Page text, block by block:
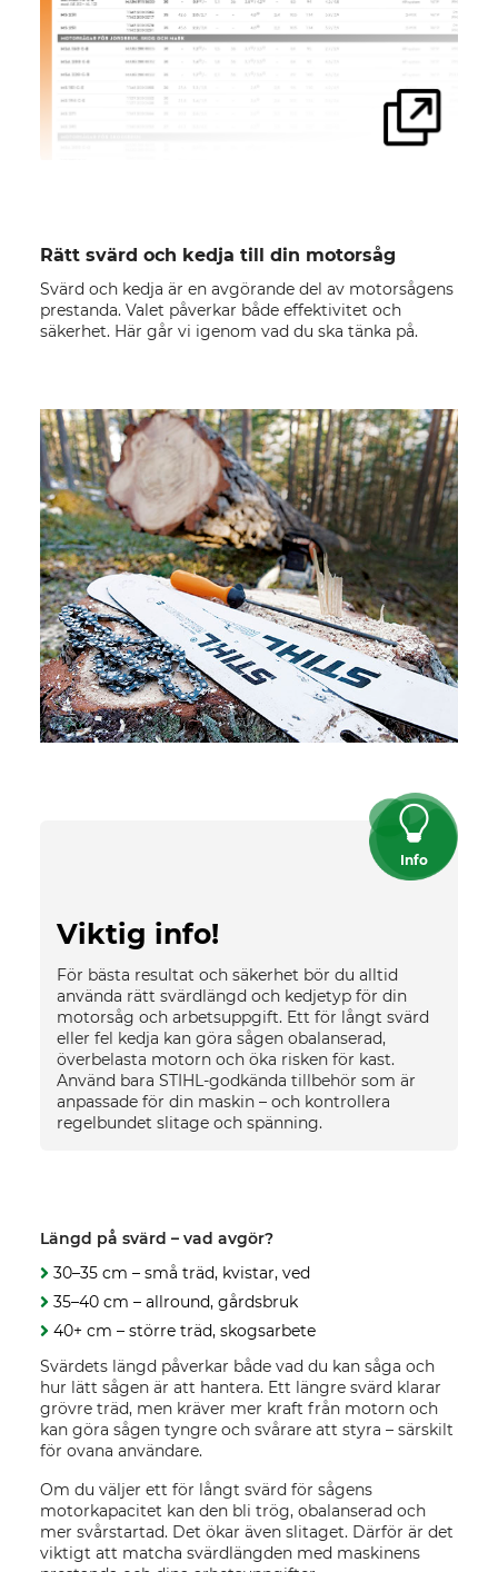
Rätt svärd och kedja till din motorsåg
Svärd och kedja är en avgörande del av motorsågens
prestanda. Valet påverkar både effektivitet och
säkerhet. Här går vi igenom vad du ska tänka på.
Info
Viktig info!
För bästa resultat och säkerhet bör du alltid
använda rätt svärdlängd och kedjetyp för din
motorsåg och arbetsuppgift. Ett för långt svärd
eller fel kedja kan göra sågen obalanserad,
överbelasta motorn och öka risken för kast.
Använd bara STIHL-godkända tillbehör som är
anpassade för din maskin – och kontrollera
regelbundet slitage och spänning.
Längd på svärd – vad avgör?
30–35 cm – små träd, kvistar, ved
35–40 cm – allround, gårdsbruk
40+ cm – större träd, skogsarbete
Svärdets längd påverkar både vad du kan såga och
hur lätt sågen är att hantera. Ett längre svärd klarar
grövre träd, men kräver mer kraft från motorn och
kan göra sågen tyngre och svårare att styra – särskilt
för ovana användare.
Om du väljer ett för långt svärd för sågens
motorkapacitet kan den bli trög, obalanserad och
mer svårstartad. Det ökar även slitaget. Därför är det
viktigt att matcha svärdlängden med maskinens